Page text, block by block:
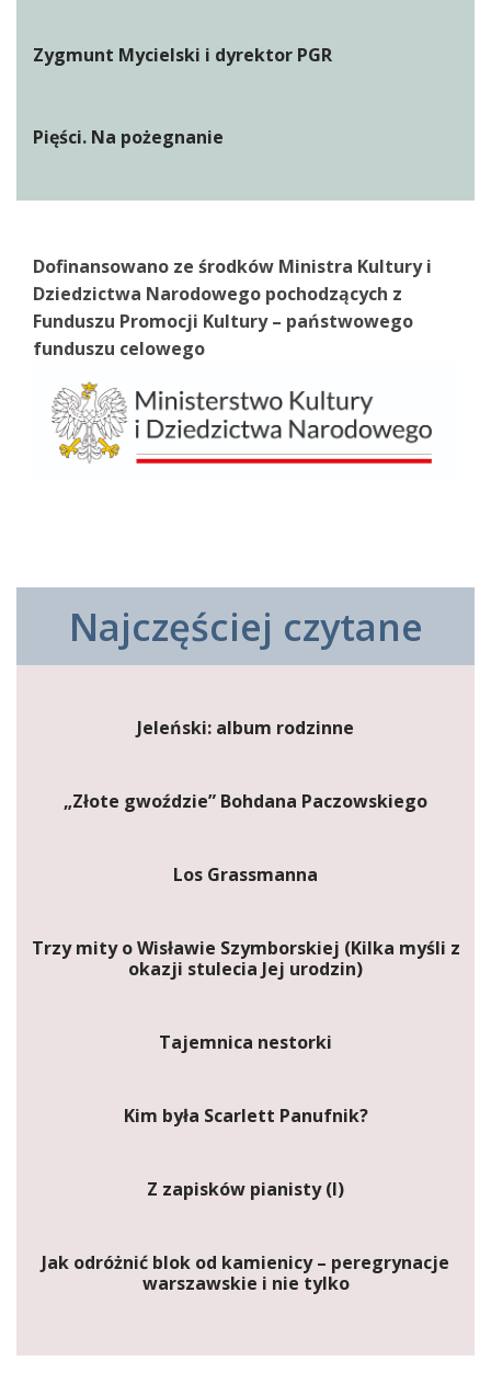
Zygmunt Mycielski i dyrektor PGR
Pięści. Na pożegnanie
Dofinansowano ze środków Ministra Kultury i
Dziedzictwa Narodowego pochodzących z
Funduszu Promocji Kultury – państwowego
funduszu celowego
Najczęściej czytane
Jeleński: album rodzinne
„Złote gwoździe” Bohdana Paczowskiego
Los Grassmanna
Trzy mity o Wisławie Szymborskiej (Kilka myśli z
okazji stulecia Jej urodzin)
Tajemnica nestorki
Kim była Scarlett Panufnik?
Z zapisków pianisty (I)
Jak odróżnić blok od kamienicy – peregrynacje
warszawskie i nie tylko